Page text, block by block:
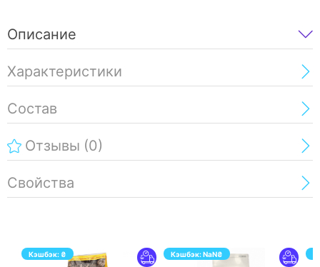
Описание
Характеристики
Состав
Отзывы (0)
Свойства
Кэшбэк: ₴ Кэшбэк:NaN₴